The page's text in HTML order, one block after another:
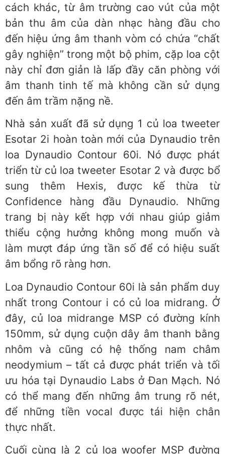
cách khác, từ âm trường cao vút của một
bản thu âm của dàn nhạc hàng đầu cho
đến hiệu ứng âm thanh vòm có chứa “chất
gây nghiện” trong một bộ phim, cặp loa cột
này chỉ đơn giản là lấp đầy căn phòng với
âm thanh tinh tế mà không cần sử dụng
đến âm trầm nặng nề.
Nhà sản xuất đã sử dụng 1 củ loa tweeter
Esotar 2i hoàn toàn mới của Dynaudio trên
loa Dynaudio Contour 60i. Nó được phát
triển từ củ loa tweeter Esotar 2 và được bổ
sung thêm Hexis, được kế thừa từ
Confidence hàng đầu Dynaudio. Những
trang bị này kết hợp với nhau giúp giảm
thiểu cộng hưởng không mong muốn và
làm mượt đáp ứng tần số để có hiệu suất
âm bổng rõ ràng hơn.
Loa Dynaudio Contour 60i là sản phẩm duy
nhất trong Contour i có củ loa midrang. Ở
đây, củ loa midrange MSP có đường kính
150mm, sử dụng cuộn dây âm thanh bằng
nhôm và cũng có hệ thống nam châm
neodymium – tất cả được phát triển và tối
ưu hóa tại Dynaudio Labs ở Đan Mạch. Nó
có thể mang đến những âm trung rõ nét,
để những tiền vocal được tái hiện chân
thực nhất.
Cuối cùng là 2 củ loa woofer MSP đường